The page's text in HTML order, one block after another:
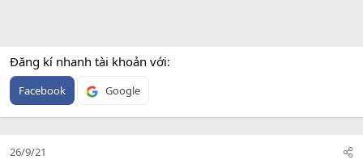
Đăng kí nhanh tài khoản với
Facebook Google
26/9/21